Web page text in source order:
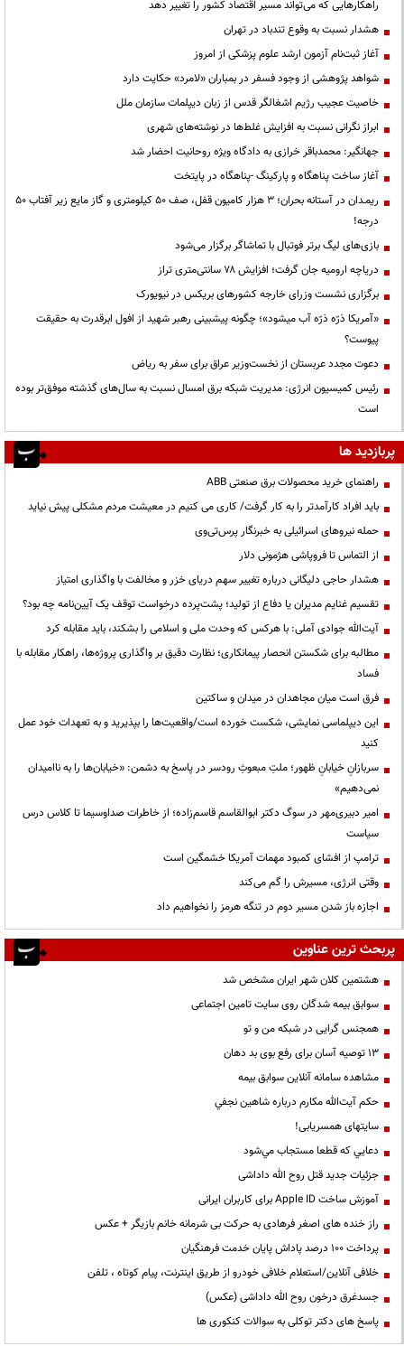
راهکارهایی که می‌تواند مسیر اقتصاد کشور را تغییر دهد
هشدار نسبت به وقوع تندباد در تهران
آغاز ثبت‌نام آزمون ارشد علوم پزشکی از امروز
شواهد پژوهشی از وجود فسفر در بمباران «لامرد» حکایت دارد
خاصیت عجیب رژیم اشغالگر قدس از زبان دیپلمات سازمان ملل
ابراز نگرانی نسبت به افزایش غلط‌ها در نوشته‌های شهری
جهانگیر: محمدباقر خرازی به دادگاه ویژه روحانیت احضار شد
آغاز ساخت پناهگاه و پارکینگ -پناهگاه در پایتخت
ریمـدان در آستانه بحران؛ ۳ هزار کامیون قفل، صف ۵۰ کیلومتری و گاز مایع زیر آفتاب ۵۰
درجه!
بازی‌های لیگ برتر فوتبال با تماشاگر برگزار می‌شود
دریاچه ارومیه جان گرفت؛ افزایش ۷۸ سانتی‌متری تراز
برگزاری نشست وزرای خارجه کشورهای بریکس در نیویورک
«آمریکا ذرّه ذرّه آب میشود»؛ چگونه پیشبینی رهبر شهید از افول ابرقدرت به حقیقت
پیوست؟
دعوت مجدد عربستان از نخست‌وزیر عراق برای سفر به ریاض
رئیس کمیسیون انرژی: مدیریت شبکه برق امسال نسبت به سال‌های گذشته موفق‌تر بوده
است
پربازدید ها
راهنمای خرید محصولات برق صنعتی ABB
باید افراد کارآمدتر را به کار گرفت/ کاری می کنیم در معیشت مردم مشکلی پیش نیاید
حمله نیروهای اسرائیلی به خبرنگار پرس‌تی‌وی
از التماس تا فروپاشی هژمونی دلار
هشدار حاجی دلیگانی درباره تغییر سهم دریای خزر و مخالفت با واگذاری امتیاز
تقسیم غنایم مدیران یا دفاع از تولید؛ پشت‌پرده درخواست توقف یک آیین‌نامه چه بود؟
آیت‌الله جوادی آملی: با هرکس که وحدت ملی و اسلامی را بشکند، باید مقابله کرد
مطالبه برای شکستن انحصار پیمانکاری؛ نظارت دقیق بر واگذاری پروژه‌ها، راهکار مقابله با
فساد
فرق است میان مجاهدان در میدان و ساکتین
این دیپلماسی نمایشی، شکست خورده است/واقعیت‌ها را بپذیرید و به تعهدات خود عمل
کنید
سربازانِ خیابانِ ظهور؛ ملتِ مبعوثِ رودسر در پاسخ به دشمن: «خیابان‌ها را به ناامیدان
نمی‌دهیم»
امیر دبیری‌مهر در سوگ دکتر ابوالقاسم قاسم‌زاده؛ از خاطرات صداوسیما تا کلاس درس
سیاست
ترامپ از افشای کمبود مهمات آمریکا خشمگین است
وقتی انرژی، مسیرش را گم می‌کند
اجازه باز شدن مسیر دوم در تنگه هرمز را نخواهیم داد
پربحث ترین عناوین
هشتمین کلان شهر ایران مشخص شد
سوابق بیمه شدگان روی سایت تامین اجتماعی
همجنس گرایی در شبکه من و تو
13 توصیه آسان برای رفع بوی بد دهان
مشاهده سامانه آنلاين سوابق بیمه
حكم آيت‌الله مكارم درباره شاهين نجفي
سایتهای همسریابی!
دعايي كه قطعا مستجاب مي‌شود
جزئیات جدید قتل روح الله داداشی
آموزش ساخت Apple ID برای کاربران ایرانی
راز خنده های اصغر فرهادی به حرکت بی شرمانه خانم بازیگر + عکس
پرداخت ۱۰۰ درصد پاداش پایان خدمت فرهنگیان
خلافی آنلاین/استعلام خلافی خودرو از طریق اینترنت، پیام کوتاه ، تلفن
جسدغرق درخون روح الله داداشی (عکس)
پاسخ های دکتر توکلی به سوالات کنکوری ها